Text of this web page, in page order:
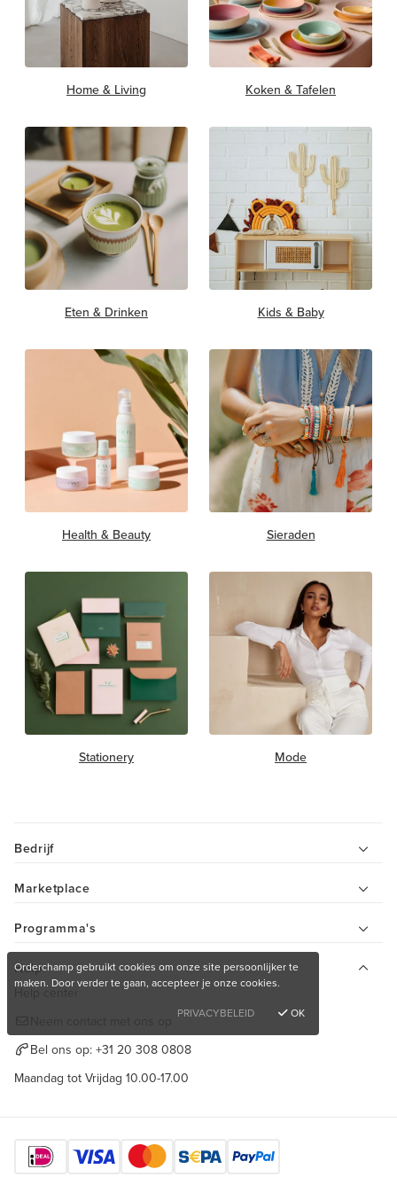
Home & Living Koken & Tafelen
Eten & Drinken Kids & Baby
Health & Beauty Sieraden
Stationery Mode
Bedrijf
Marketplace
Programma's
Help
Bel ons op: +31 20 308 0808
Maandag tot Vrijdag 10.00-17.00
Orderchamp gebruikt cookies om onze site persoonlijker te
maken. Door verder te gaan, accepteer je onze cookies.
PRIVACYBELEID
OK